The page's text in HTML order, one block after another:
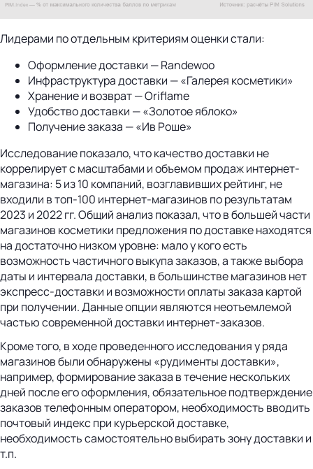
Лидерами по отдельным критериям оценки стали:
Оформление доставки — Randewoo
Инфраструктура доставки — «Галерея косметики»
Хранение и возврат — Oriflame
Удобство доставки — «Золотое яблоко»
Получение заказа — «Ив Роше»
Исследование показало, что качество доставки не
коррелирует с масштабами и объемом продаж интернет-
магазина: 5 из 10 компаний, возглавивших рейтинг, не
входили в топ-100 интернет-магазинов по результатам
2023 и 2022 гг. Общий анализ показал, что в большей части
магазинов косметики предложения по доставке находятся
на достаточно низком уровне: мало у кого есть
возможность частичного выкупа заказов, а также выбора
даты и интервала доставки, в большинстве магазинов нет
экспресс-доставки и возможности оплаты заказа картой
при получении. Данные опции являются неотъемлемой
частью современной доставки интернет-заказов.
Кроме того, в ходе проведенного исследования у ряда
магазинов были обнаружены «рудименты доставки»,
например, формирование заказа в течение нескольких
дней после его оформления, обязательное подтверждение
заказов телефонным оператором, необходимость вводить
почтовый индекс при курьерской доставке,
необходимость самостоятельно выбирать зону доставки и
т.п.